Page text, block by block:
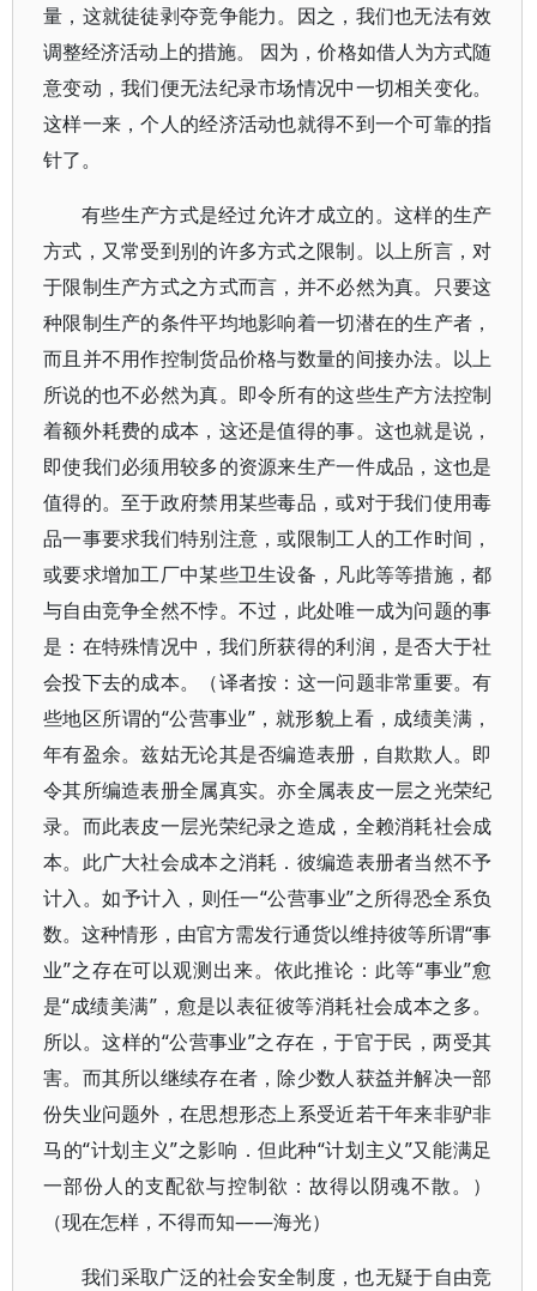
量，这就徒徒剥夺竞争能力。因之，我们也无法有效
调整经济活动上的措施。 因为，价格如借人为方式随
意变动，我们便无法纪录市场情况中一切相关变化。
这样一来，个人的经济活动也就得不到一个可靠的指
针了。
有些生产方式是经过允许才成立的。这样的生产
方式，又常受到别的许多方式之限制。以上所言，对
于限制生产方式之方式而言，并不必然为真。只要这
种限制生产的条件平均地影响着一切潜在的生产者，
而且并不用作控制货品价格与数量的间接办法。以上
所说的也不必然为真。即令所有的这些生产方法控制
着额外耗费的成本，这还是值得的事。这也就是说，
即使我们必须用较多的资源来生产一件成品，这也是
值得的。至于政府禁用某些毒品，或对于我们使用毒
品一事要求我们特别注意，或限制工人的工作时间，
或要求增加工厂中某些卫生设备，凡此等等措施，都
与自由竞争全然不悖。不过，此处唯一成为问题的事
是：在特殊情况中，我们所获得的利润，是否大于社
会投下去的成本。（译者按：这一问题非常重要。有
些地区所谓的“公营事业”，就形貌上看，成绩美满，
年有盈余。兹姑无论其是否编造表册，自欺欺人。即
令其所编造表册全属真实。亦全属表皮一层之光荣纪
录。而此表皮一层光荣纪录之造成，全赖消耗社会成
本。此广大社会成本之消耗．彼编造表册者当然不予
计入。如予计入，则任一“公营事业”之所得恐全系负
数。这种情形，由官方需发行通货以维持彼等所谓“事
业”之存在可以观测出来。依此推论：此等“事业”愈
是“成绩美满”，愈是以表征彼等消耗社会成本之多。
所以。这样的“公营事业”之存在，于官于民，两受其
害。而其所以继续存在者，除少数人获益并解决一部
份失业问题外，在思想形态上系受近若干年来非驴非
马的“计划主义”之影响．但此种“计划主义”又能满足
一部份人的支配欲与控制欲：故得以阴魂不散。）
（现在怎样，不得而知——海光）
我们采取广泛的社会安全制度，也无疑于自由竞